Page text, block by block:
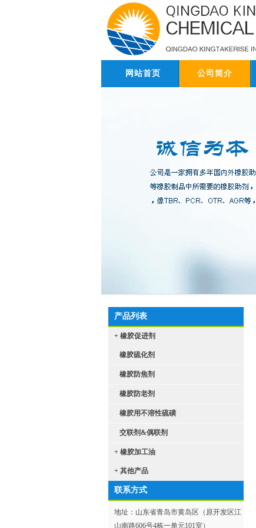
网站首页 公司简介
产品列表
+ 橡胶促进剂
橡胶硫化剂
橡胶防焦剂
橡胶防老剂
橡胶用不溶性硫磺
交联剂&偶联剂
+ 橡胶加工油
+ 其他产品
联系方式
地址：山东省青岛市黄岛区（原开发区江
山南路606号4栋一单元101室）